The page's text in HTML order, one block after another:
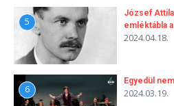
5
József
emléktábla
2024.04.18.
6
Egyedül
2024.03.19.